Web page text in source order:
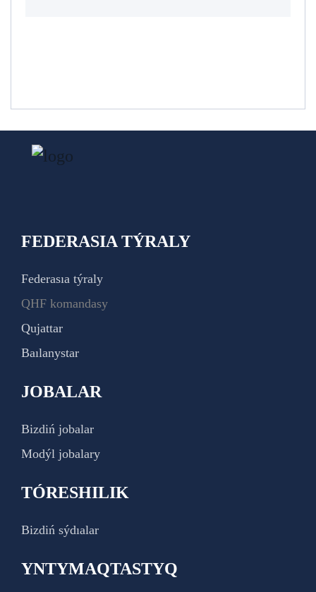
FEDERASIA TÝRALY
Federasıa týraly
QHF komandasy
Qujattar
Baılanystar
JOBALAR
Bizdiń jobalar
Modýl jobalary
TÓRESHILIK
Bizdiń sýdıalar
YNTYMAQTASTYQ